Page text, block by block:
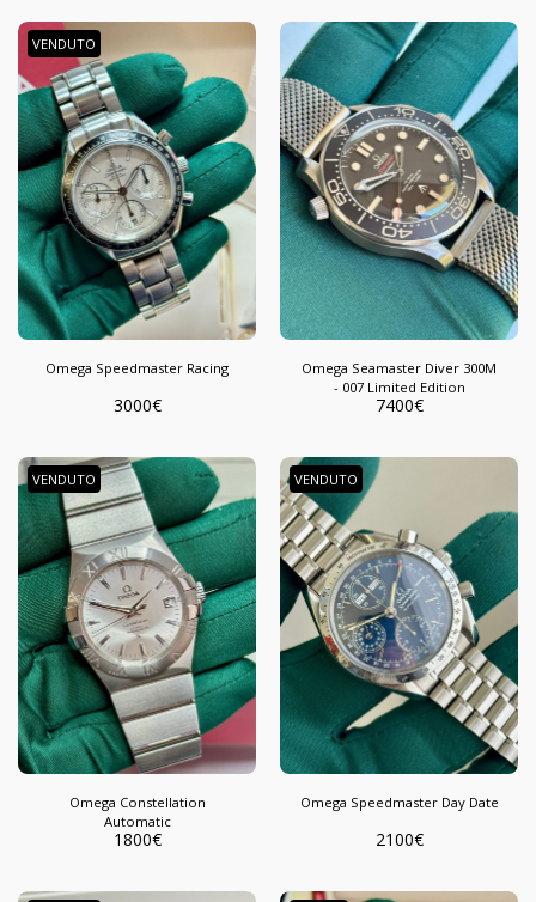
VENDUTO
Omega Speedmaster Racing
3000€
Omega Seamaster Diver 300M
- 007 Limited Edition
7400€
VENDUTO
Omega Constellation
Automatic
1800€
VENDUTO
Omega Speedmaster Day Date
2100€